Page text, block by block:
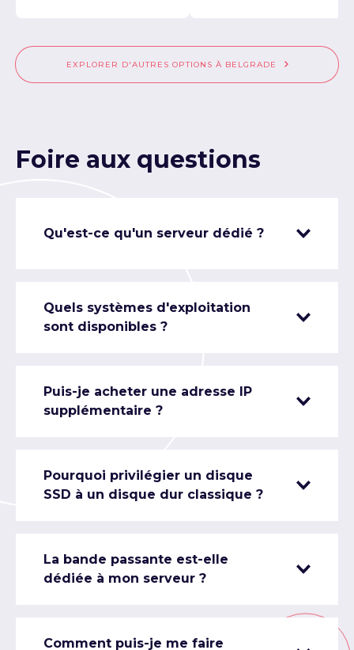
EXPLORER D'AUTRES OPTIONS À BELGRADE
Foire aux questions
Qu'est-ce qu'un serveur dédié ?
Quels systèmes d'exploitation
sont disponibles ?
Puis-je acheter une adresse IP
supplémentaire ?
Pourquoi privilégier un disque
SSD à un disque dur classique ?
La bande passante est-elle
dédiée à mon serveur ?
Comment puis-je me faire